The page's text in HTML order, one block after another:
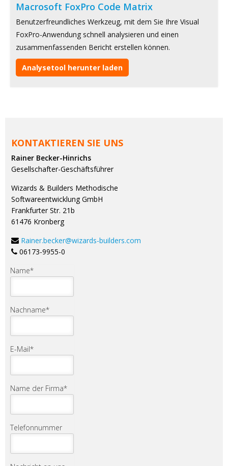
Macrosoft FoxPro Code Matrix
Benutzerfreundliches Werkzeug, mit dem Sie Ihre Visual
FoxPro-Anwendung schnell analysieren und einen
zusammenfassenden Bericht erstellen können.
Analysetool herunter laden
KONTAKTIEREN SIE UNS
Rainer Becker-Hinrichs
Gesellschafter-Geschäftsführer
Wizards & Builders Methodische
Softwareentwicklung GmbH
Frankfurter Str. 21b
61476 Kronberg
Rainer.becker@wizards-builders.com
06173-9955-0
Name*
Nachname*
E-Mail*
Name der Firma*
Telefonnummer